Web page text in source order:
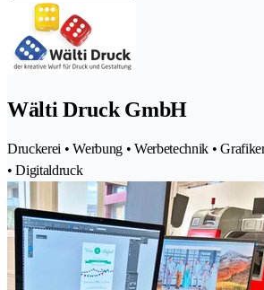
Wälti Druck GmbH
Druckerei • Werbung • Werbetechnik •
• Digitaldruck